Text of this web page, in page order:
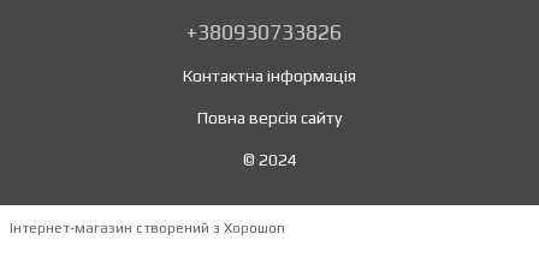
+380930733826
Контактна інформація
Повна версія сайту
© 2024
Інтернет-магазин створений з Хорошоп